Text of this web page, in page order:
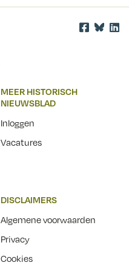
MEER HISTORISCH
NIEUWSBLAD
Inloggen
Vacatures
DISCLAIMERS
Algemene voorwaarden
Privacy
Cookies